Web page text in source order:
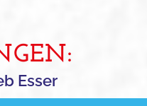
Esser